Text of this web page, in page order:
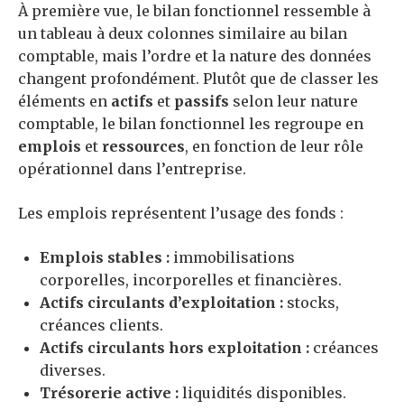
À première vue, le bilan fonctionnel ressemble à
un tableau à deux colonnes similaire au bilan
comptable, mais l’ordre et la nature des données
changent profondément. Plutôt que de classer les
éléments en actifs et passifs selon leur nature
comptable, le bilan fonctionnel les regroupe en
emplois et ressources, en fonction de leur rôle
opérationnel dans l’entreprise.
Les emplois représentent l’usage des fonds :
Emplois stables : immobilisations
corporelles, incorporelles et financières.
Actifs circulants d’exploitation : stocks,
créances clients.
Actifs circulants hors exploitation : créances
diverses.
Trésorerie active : liquidités disponibles.